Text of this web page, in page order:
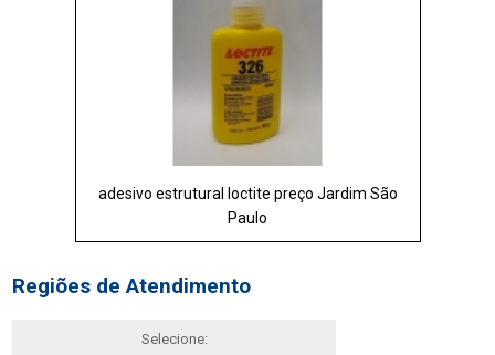
adesivo estrutural loctite preço Jardim São
Paulo
Regiões de Atendimento
Selecione: